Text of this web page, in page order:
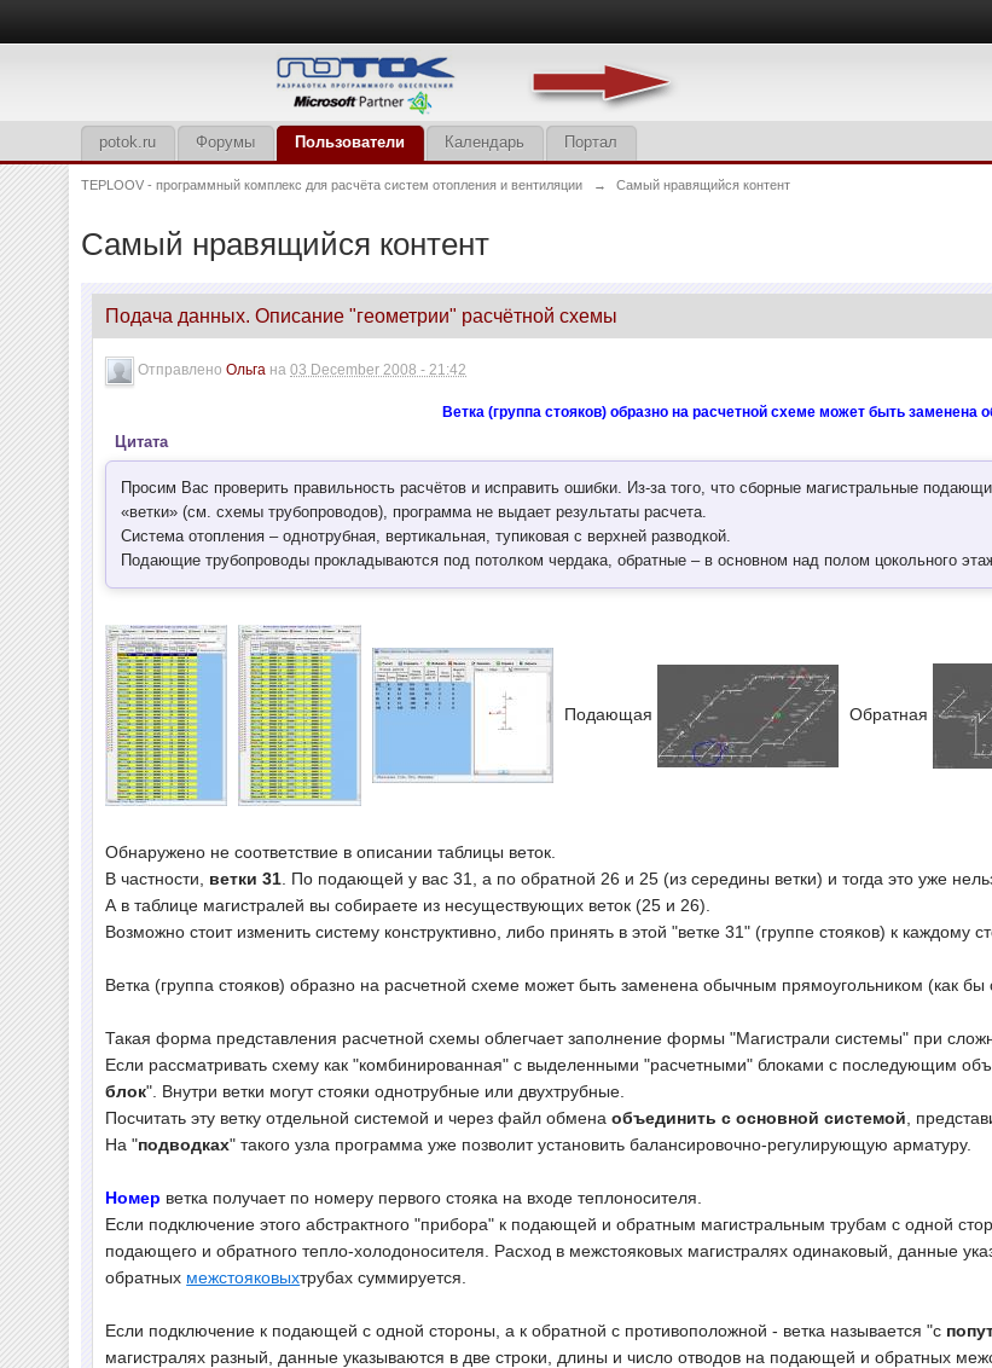
potok.ru Форумы Пользователи Календарь Портал
TEPLOOV - программный комплекс для расчёта систем отопления и вентиляции → Самый нравящийся контент
Самый нравящийся контент
Подача данных. Описание "геометрии" расчётной схемы
ОтправленоОльга на03 December 2008 - 21:42
Ветка (группа стояков) образно на расчетной схеме может быть
Цитата
Просим Вас проверить правильность расчётов и исправить ошибки. Из-за того, что сборные магистральные
«ветки» (см. схемы трубопроводов), программа не выдает результаты расчета.
Система отопления – однотрубная, вертикальная, тупиковая с верхней разводкой.
Подающие трубопроводы прокладываются под потолком чердака, обратные – в основном над полом цокольного
Подающая Обратная
Обнаружено не соответствие в описании таблицы веток.
В частности, ветки 31 . По подающей у вас 31, а по обратной 26 и 25 (из середины ветки) и тогда это уже
А в таблице магистралей вы собираете из несуществующих веток (25 и 26).
Возможно стоит изменить систему конструктивно, либо принять в этой "ветке 31" (группе стояков) к каждому
Ветка (группа стояков) образно на расчетной схеме может быть заменена обычным прямоугольником (как бы
Такая форма представления расчетной схемы облегчает заполнение формы "Магистрали системы" при
Если рассматривать схему как "комбинированная" с выделенными "расчетными" блоками с последующим
блок". Внутри ветки могут стояки однотрубные или двухтрубные.
Посчитать эту ветку отдельной системой и через файл обменаобъединить с основной системой ,
На "подводках" такого узла программа уже позволит установить балансировочно-регулирующую арматуру.
Номер ветка получает по номеру первого стояка на входе теплоносителя.
Если подключение этого абстрактного "прибора" к подающей и обратным магистральным трубам с одной
подающего и обратного тепло-холодоносителя. Расход в межстояковых магистралях одинаковый, данные
обратных межстояковыхтрубах суммируется.
Если подключение к подающей с одной стороны, а к обратной с противоположной - ветка называется "с
магистралях разный, данные указываются в две строки, длины и число отводов на подающей и обратных